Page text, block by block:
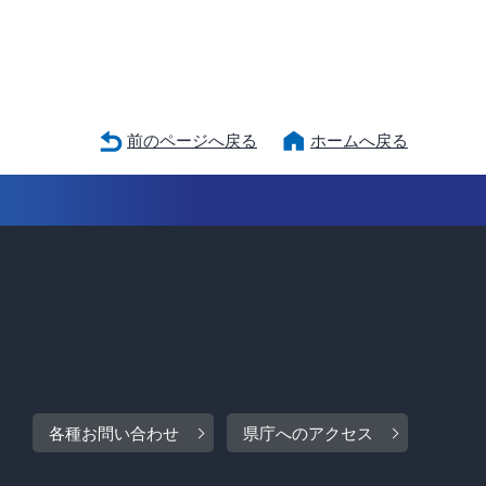
前のページへ戻る ホームへ戻る
各種お問い合わせ 県庁へのアクセス